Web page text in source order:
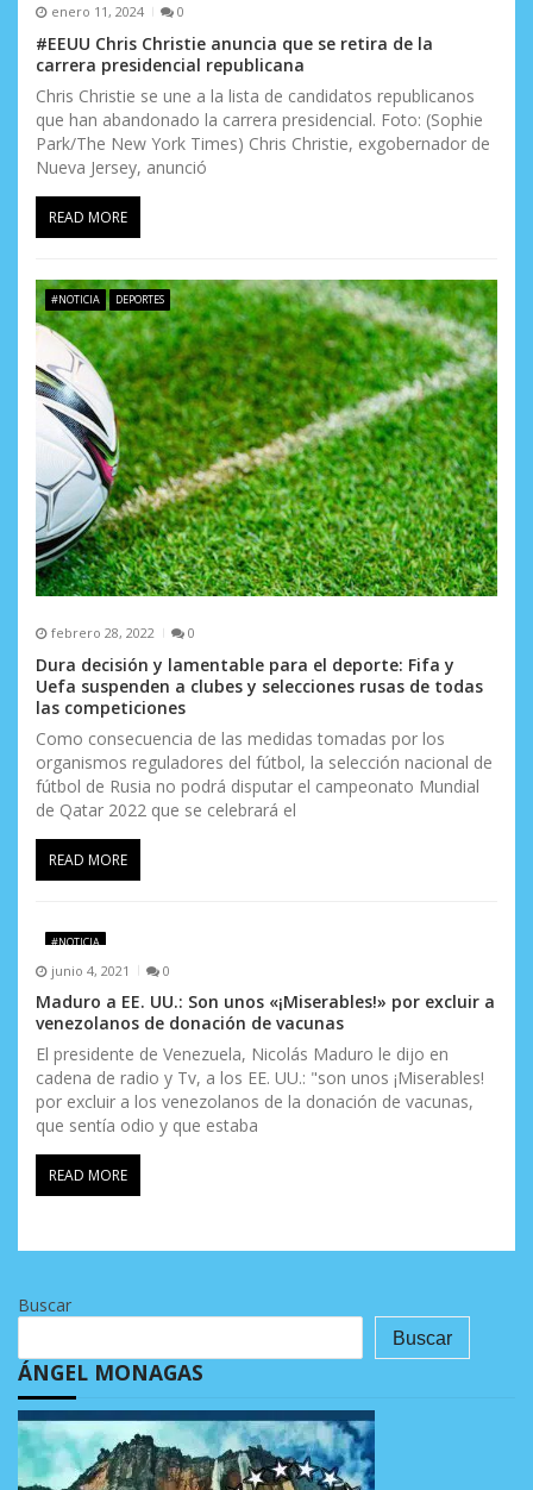
s enero 11, 2024 0
#EEUU Chris Christie anuncia que se retira de la
carrera presidencial republicana
Chris Christie se une a la lista de candidatos republicanos
que han abandonado la carrera presidencial. Foto: (Sophie
Park/The New York Times) Chris Christie, exgobernador de
Nueva Jersey, anunció
READ MORE
#NOTICIA DEPORTES
febrero 28, 2022 0
Dura decisión y lamentable para el deporte: Fifa y
Uefa suspenden a clubes y selecciones rusas de todas
las competiciones
Como consecuencia de las medidas tomadas por los
organismos reguladores del fútbol, la selección nacional de
fútbol de Rusia no podrá disputar el campeonato Mundial
de Qatar 2022 que se celebrará el
READ MORE
#NOTICIA
junio 4, 2021 0
Maduro a EE. UU.: Son unos «¡Miserables!» por excluir a
venezolanos de donación de vacunas
El presidente de Venezuela, Nicolás Maduro le dijo en
cadena de radio y Tv, a los EE. UU.: "son unos ¡Miserables!
por excluir a los venezolanos de la donación de vacunas,
que sentía odio y que estaba
READ MORE
Buscar
Buscar
ÁNGEL MONAGAS